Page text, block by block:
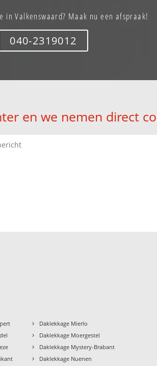
in Valkenswaard? Maak nu een afspraak!
040-2319012
en we nemen direct
› Daklekkage Mierlo
› Daklekkage Moergestel
› Daklekkage Mystery-Brabant
› Daklekkage Nuenen